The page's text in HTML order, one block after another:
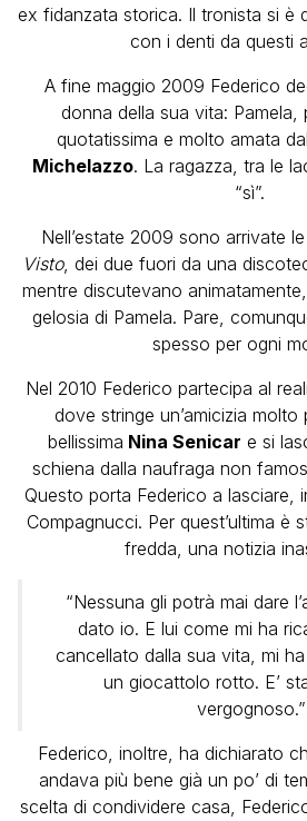
ex fidanzata storica. Il tronista si è
con i denti da questi
A fine maggio 2009 Federico
donna della sua vita: Pamela,
quotatissima e molto amata
Michelazzo. La ragazza, tra le
“sì”.
Nell’estate 2009 sono arrivate
Visto, dei due fuori da una
mentre discutevano
gelosia di Pamela. Pare,
spesso per ogni
Nel 2010 Federico partecipa al
dove stringe un’amicizia
bellissima Nina Senicar e si
schiena dalla naufraga non
Questo porta Federico a lasciare,
Compagnucci. Per quest’ultima è
fredda, una notizia
“Nessuna gli potrà mai dare
dato io. E lui come mi ha
cancellato dalla sua vita, mi
un giocattolo rotto. E’
vergognoso.”
Federico, inoltre, ha dichiarato
andava più bene già un po’ di
scelta di condividere casa,